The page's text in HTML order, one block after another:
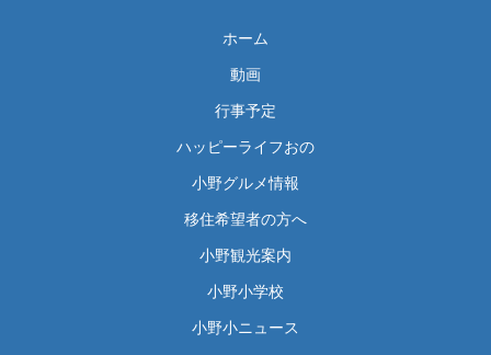
ホーム
動画
行事予定
ハッピーライフおの
小野グルメ情報
移住希望者の方へ
小野観光案内
小野小学校
小野小ニュース